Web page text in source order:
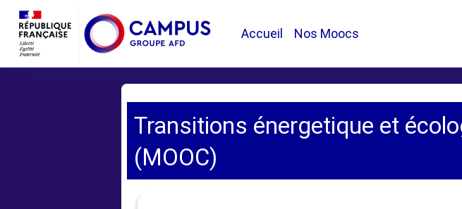
Passer au contenu principal
Accueil
Nos Moocs
Transitions énergetique et
(MOOC)